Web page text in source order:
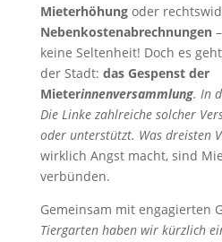
Mieterhöhungoder
Nebenkostenabrechnungen
keine Seltenheit! Doch es
der Stadt: das Gespenst der
Mieterinnenversammlung. In
Die Linke zahlreiche solcher
oder unterstützt. Was dreisten
wirklich Angst macht, sind
verbünden.
Gemeinsam mit engagierten
Tiergarten haben wir kürzlich